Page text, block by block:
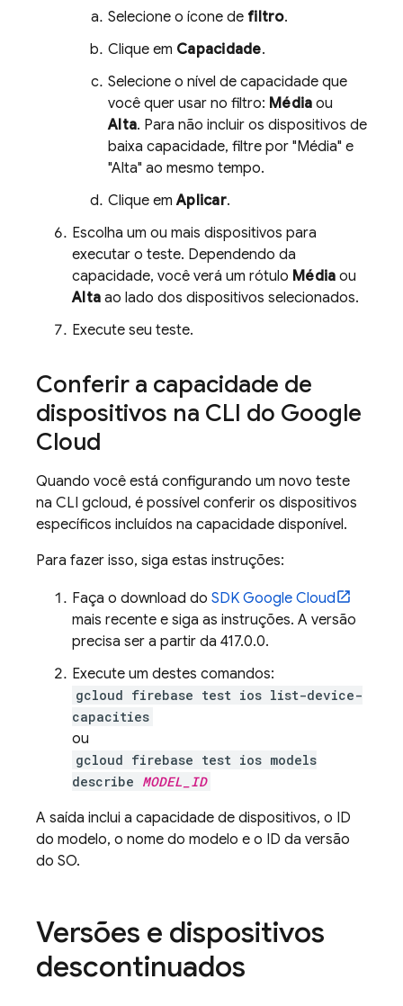
Selecione o ícone de filtro.
Clique em Capacidade.
Selecione o nível de capacidade que
você quer usar no filtro: Média ou
Alta. Para não incluir os dispositivos de
baixa capacidade, filtre por "Média" e
"Alta" ao mesmo tempo.
Clique emAplicar.
Escolha um ou mais dispositivos para
executar o teste. Dependendo da
capacidade, você verá um rótulo Média ou
Alta ao lado dos dispositivos selecionados.
Execute seu teste.
Conferir a capacidade de
dispositivos na CLI do Google
Cloud
Quando você está configurando um novo teste
na CLI gcloud, é possível conferir os dispositivos
específicos incluídos na capacidade disponível.
Para fazer isso, siga estas instruções:
Faça o download do SDK Google Cloud
mais recente e siga as instruções. A versão
precisa ser a partir da 417.0.0.
Execute um destes comandos:
gcloud firebase test ios list-device-
capacities
ou
gcloud firebase test ios models
describe MODEL_ID
A saída inclui a capacidade de dispositivos, o ID
do modelo, o nome do modelo e o ID da versão
do SO.
Versões e dispositivos
descontinuados